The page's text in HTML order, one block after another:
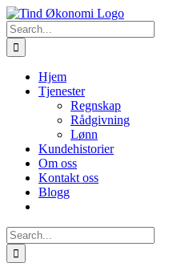
Skip
to
content
Search
for:
Hjem
Tjenester
Regnskap
Rådgivning
Lønn
Kundehistorier
Om oss
Kontakt oss
Blogg
Search
for: